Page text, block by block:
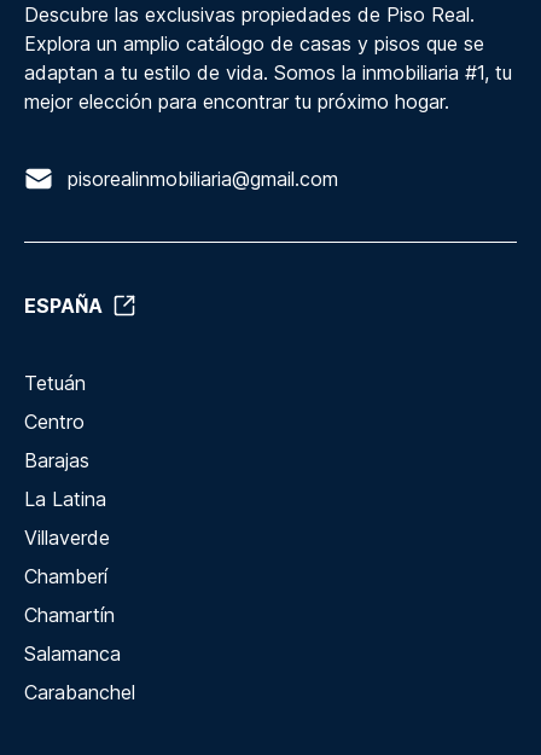
Descubre las exclusivas propiedades de Piso Real.
Explora un amplio catálogo de casas y pisos que se
adaptan a tu estilo de vida. Somos la inmobiliaria #1, tu
mejor elección para encontrar tu próximo hogar.
pisorealinmobiliaria@gmail.com
ESPAÑA
Tetuán
Centro
Barajas
La Latina
Villaverde
Chamberí
Chamartín
Salamanca
Carabanchel